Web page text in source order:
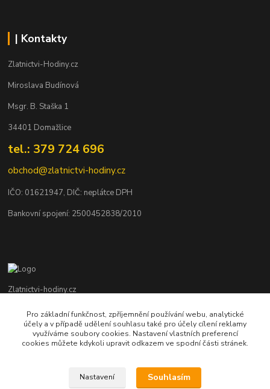
| Kontakty
Zlatnictvi-Hodiny.cz
Miroslava Budínová
Msgr. B. Staška 1
34401 Domažlice
tel.: 379 724 696
obchod@zlatnictvi-hodiny.cz
IČO: 01621947, DIČ: neplátce DPH
Bankovní spojení: 2500452838/2010
Zlatnictvi-hodiny.cz
+420 379 492 545
Po - Pá: 9,00 - 17,00 hod., So: 9,00 - 11,30 hod.
Pro základní funkčnost, zpříjemnění používání webu, analytické
účely a v případě udělení souhlasu také pro účely cílení reklamy
využíváme soubory cookies. Nastavení vlastních preferencí
cookies můžete kdykoli upravit odkazem ve spodní části stránek.
Nastavení Souhlasím